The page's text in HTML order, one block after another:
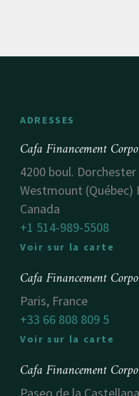
ADRESSES
Cafa Financement
4200 boul.
Westmount (Québec)
Canada
+1 514-989-5508
Voir sur la carte
Cafa Financement
Paris, France
+33 66 808 809 5
Voir sur la carte
Cafa Financement